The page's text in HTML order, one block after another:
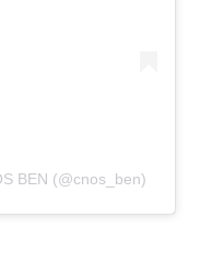
BEN (@cnos_ben)